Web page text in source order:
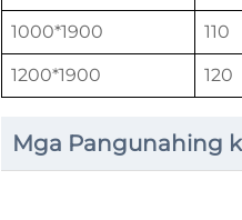
1000*1900 110
1200*1900 120
Mga Pangunahing